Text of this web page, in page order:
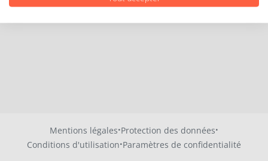
Mentions légales·Protection des données·
Conditions d'utilisation·Paramètres de confidentialité